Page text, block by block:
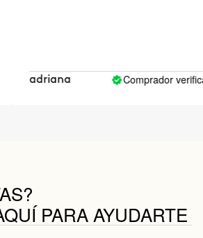
adriana Comprador verificado
PARA AYUDARTE